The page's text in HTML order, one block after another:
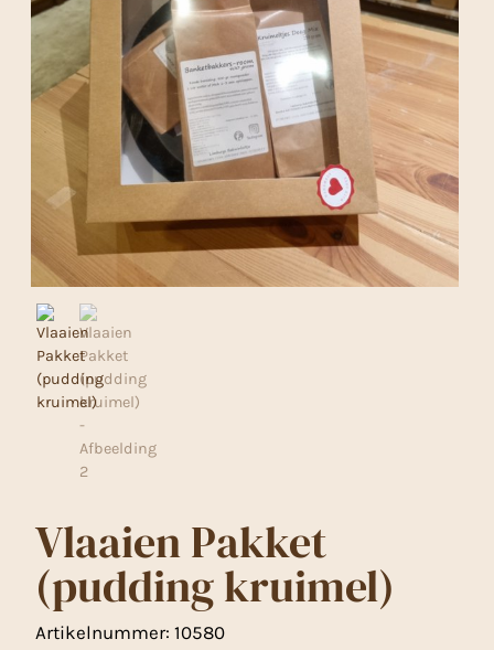
Vlaaien Pakket
(pudding kruimel)
Artikelnummer: 10580